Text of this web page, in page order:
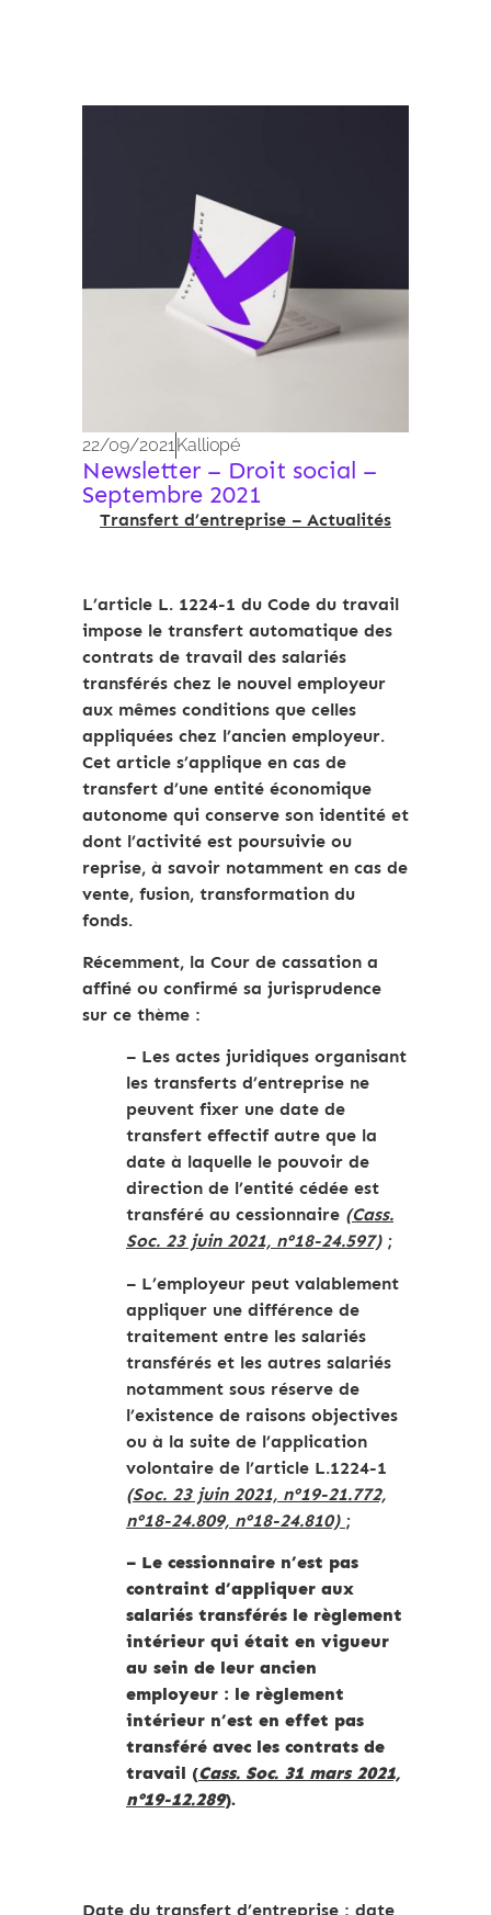
22/09/2021 Kalliopé
Newsletter – Droit social –
Septembre 2021
Transfert d’entreprise – Actualités
L’article L. 1224-1 du Code du travail
impose le transfert automatique des
contrats de travail des salariés
transférés chez le nouvel employeur
aux mêmes conditions que celles
appliquées chez l’ancien employeur.
Cet article s’applique en cas de
transfert d’une entité économique
autonome qui conserve son identité et
dont l’activité est poursuivie ou
reprise, à savoir notamment en cas de
vente, fusion, transformation du
fonds.
Récemment, la Cour de cassation a
affiné ou confirmé sa jurisprudence
sur ce thème :
– Les actes juridiques organisant
les transferts d’entreprise ne
peuvent fixer une date de
transfert effectif autre que la
date à laquelle le pouvoir de
direction de l’entité cédée est
transféré au cessionnaire (Cass.
Soc. 23 juin 2021, n°18-24.597);
– L’employeur peut valablement
appliquer une différence de
traitement entre les salariés
transférés et les autres salariés
notamment sous réserve de
l’existence de raisons objectives
ou à la suite de l’application
volontaire de l’article L.1224-1
(Soc. 23 juin 2021, n°19-21.772,
n°18-24.809, n°18-24.810) ;
– Le cessionnaire n’est pas
contraint d’appliquer aux
salariés transférés le règlement
intérieur qui était en vigueur
au sein de leur ancien
employeur : le règlement
intérieur n’est en effet pas
transféré avec les contrats de
travail (Cass. Soc. 31 mars 2021,
n°19-12.289).
Date du transfert d’entreprise : date